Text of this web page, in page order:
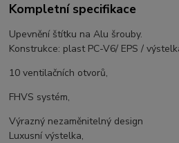
Kompletní specifikace
Upevnění štítku na Alu šrouby.
Konstrukce: plast PC-V6/ EPS /
10 ventilačních otvorů,
FHVS systém,
Výrazný nezaměnitelný design
Luxusní výstelka,